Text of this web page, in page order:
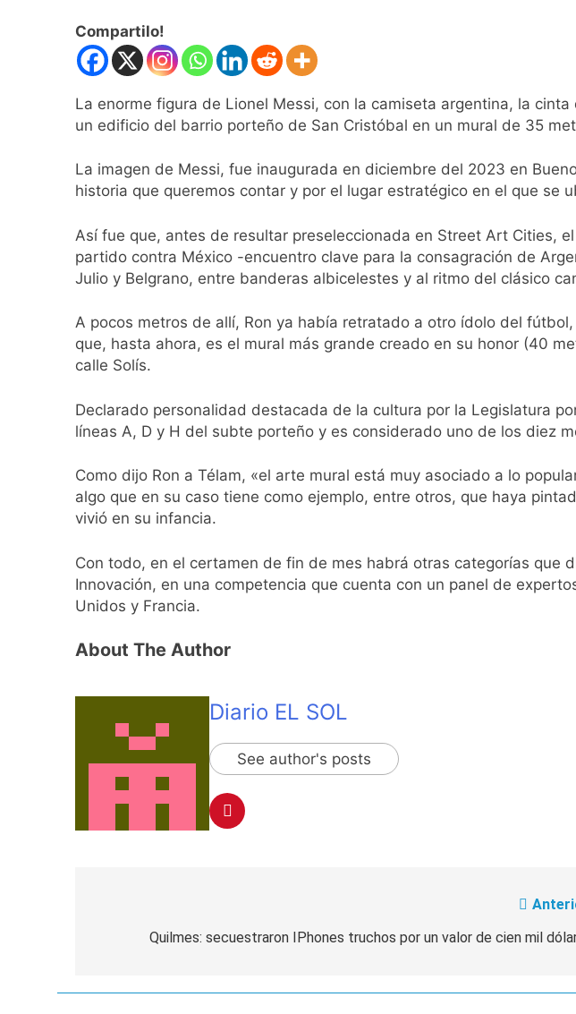
de los 450 puntos
2 Días Atrás
Jorge Macri condenó los disturbios frente
2 Días Atrás
2 Días Atrás
El frío polar se instala en Buenos Aires:
Día de San Cayetano: por qué se celebra
2 Días Atrás
El Senado aprobó la ley de propiedad
Incidentes frente al Congreso durante la
enfrentamientos
67 barrios full LED en Florencio Varela
El temporal se despide del AMBA: cuándo
2 Días Atrás
Compartilo!
La enorme figura de Lionel Messi, con la camiseta argentina, la
un edificio del barrio porteño de San Cristóbal en un mural de 35
La imagen de Messi, fue inaugurada en diciembre del 2023 en
historia que queremos contar y por el lugar estratégico en el que se
Así fue que, antes de resultar preseleccionada en Street Art Cities,
partido contra México -encuentro clave para la consagración de
Julio y Belgrano, entre banderas albicelestes y al ritmo del clásico
A pocos metros de allí, Ron ya había retratado a otro ídolo del
que, hasta ahora, es el mural más grande creado en su honor (40
calle Solís.
Declarado personalidad destacada de la cultura por la Legislatura
líneas A, D y H del subte porteño y es considerado uno de los diez
Como dijo Ron a Télam, «el arte mural está muy asociado a lo
algo que en su caso tiene como ejemplo, entre otros, que haya
vivió en su infancia.
Con todo, en el certamen de fin de mes habrá otras categorías que
Innovación, en una competencia que cuenta con un panel de
Unidos y Francia.
About The Author
Diario EL SOL
See author's posts
Quilmes: secuestraron IPhones truchos por un valor de cien mil